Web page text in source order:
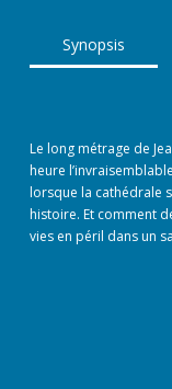
Synopsis
Le long métrage de
heure
lorsque la cathédrale
histoire. Et comment
vies en péril dans un